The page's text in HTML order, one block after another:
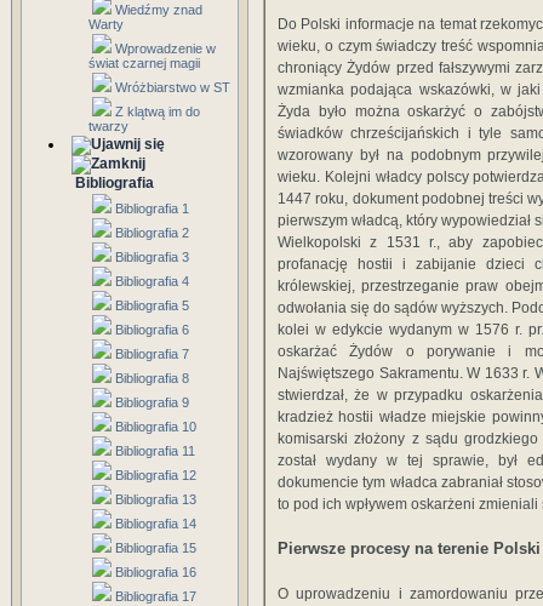
Wiedźmy znad
Warty
Wprowadzenie w
świat czarnej magii
Wróżbiarstwo w ST
Z klątwą im do
twarzy
Bibliografia
Bibliografia 1
Bibliografia 2
Bibliografia 3
Bibliografia 4
Bibliografia 5
Bibliografia 6
Bibliografia 7
Bibliografia 8
Bibliografia 9
Bibliografia 10
Bibliografia 11
Bibliografia 12
Bibliografia 13
Bibliografia 14
Bibliografia 15
Bibliografia 16
Bibliografia 17
Do Polski informacje na temat
wieku, o czym świadczy treść
chroniący Żydów przed fałszywymi
wzmianka podająca wskazówki, w
Żyda było można oskarżyć o
świadków chrześcijańskich i tyle
wzorowany był na podobnym
wieku. Kolejni władcy polscy
1447 roku, dokument podobnej treści
pierwszym władcą, który wypowiedział
Wielkopolski z 1531 r., aby
profanację hostii i zabijanie dzieci
królewskiej, przestrzeganie praw
odwołania się do sądów wyższych.
kolei w edykcie wydanym w 1576 r.
oskarżać Żydów o porywanie i
Najświętszego Sakramentu. W 1633 r.
stwierdzał, że w przypadku
kradzież hostii władze miejskie
komisarski złożony z sądu
został wydany w tej sprawie, był
dokumencie tym władca zabraniał
to pod ich wpływem oskarżeni
Pierwsze procesy na terenie Polski
O uprowadzeniu i zamordowaniu